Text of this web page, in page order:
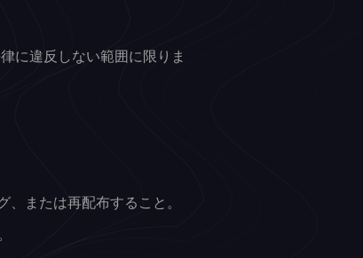
に違反しない範囲に限りま
または再配布すること。